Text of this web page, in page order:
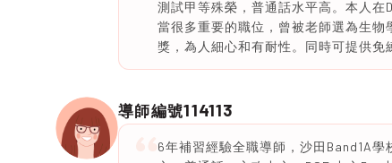
測試甲等殊榮，普通話水平高。本人
當很多重要的職位，曾被老師選為生
獎，為人細心和有耐性。同時可提供免
導師編號114113
6年補習經驗全職導師，沙田Band1A